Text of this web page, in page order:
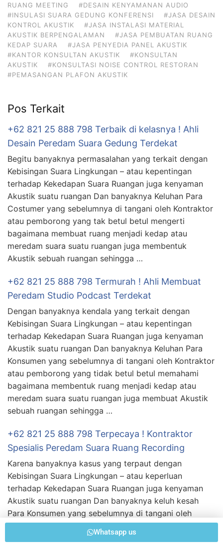
RUANG MEETING
#DESAIN KENYAMANAN AUDIO
#INSULASI SUARA GEDUNG KONFERENSI
#JASA DESAIN
KONTROL AKUSTIK
#JASA INSTALASI MATERIAL
AKUSTIK BERPENGALAMAN
#JASA PEMBUATAN RUANG
KEDAP SUARA
#JASA PENYEDIA PANEL AKUSTIK
#KANTOR KONSULTAN AKUSTIK
#KONSULTAN
AKUSTIK
#KONSULTASI NOISE CONTROL RESTORAN
#PEMASANGAN PLAFON AKUSTIK
Pos Terkait
+62 821 25 888 798 Terbaik di kelasnya ! Ahli
Desain Peredam Suara Gedung Terdekat
Begitu banyaknya permasalahan yang terkait dengan
Kebisingan Suara Lingkungan – atau kepentingan
terhadap Kekedapan Suara Ruangan juga kenyaman
Akustik suatu ruangan Dan banyaknya Keluhan Para
Costumer yang sebelumnya di tangani oleh Kontraktor
atau pemborong yang tak betul betul mengerti
bagaimana membuat ruang menjadi kedap atau
meredam suara suatu ruangan juga membentuk
Akustik sebuah ruangan sehingga …
+62 821 25 888 798 Termurah ! Ahli Membuat
Peredam Studio Podcast Terdekat
Dengan banyaknya kendala yang terkait dengan
Kebisingan Suara Lingkungan – atau kepentingan
terhadap Kekedapan Suara Ruangan juga kenyaman
Akustik suatu ruangan Dan banyaknya Keluhan Para
Konsumen yang sebelumnya di tangani oleh Kontraktor
atau pemborong yang tidak betul betul memahami
bagaimana membentuk ruang menjadi kedap atau
meredam suara suatu ruangan juga membuat Akustik
sebuah ruangan sehingga …
+62 821 25 888 798 Terpecaya ! Kontraktor
Spesialis Peredam Suara Ruang Recording
Karena banyaknya kasus yang terpaut dengan
Kebisingan Suara Lingkungan – atau keperluan
terhadap Kekedapan Suara Ruangan juga kenyaman
Akustik suatu ruangan Dan banyaknya keluh kesah
Para Konsumen yang sebelumnya di tangani oleh
Kontraktor atau pemborong yang tidak betul betul
memahami bagaimana menciptakan ruang menjadi
Whatsapp us